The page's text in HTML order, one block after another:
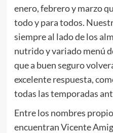
enero, febrero y marzo
todo y para todos.
siempre al lado de los
nutrido y variado menú
que a buen seguro
excelente respuesta,
todas las temporadas
Entre los nombres
encuentran Vicente